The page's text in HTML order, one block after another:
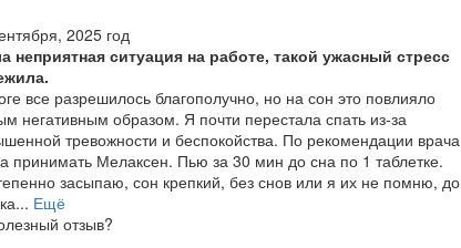
2025 год
неприятная ситуация на работе, такой ужасный стресс
все разрешилось благополучно, но на сон это повлияло
негативным образом. Я почти перестала спать из-за
тревожности и беспокойства. По рекомендации врача
принимать Мелаксен. Пью за 30 мин до сна по 1 таблетке.
засыпаю, сон крепкий, без снов или я их не помню, до
Ещё
отзыв?